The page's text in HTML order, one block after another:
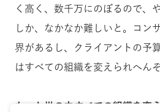
く高く、数千万にのぼるので、
しか、なかなか難しいと。コン
界があるし、クライアントの予
はすべての組織を変えられへんぞ
もっと世の中すべての組織を変